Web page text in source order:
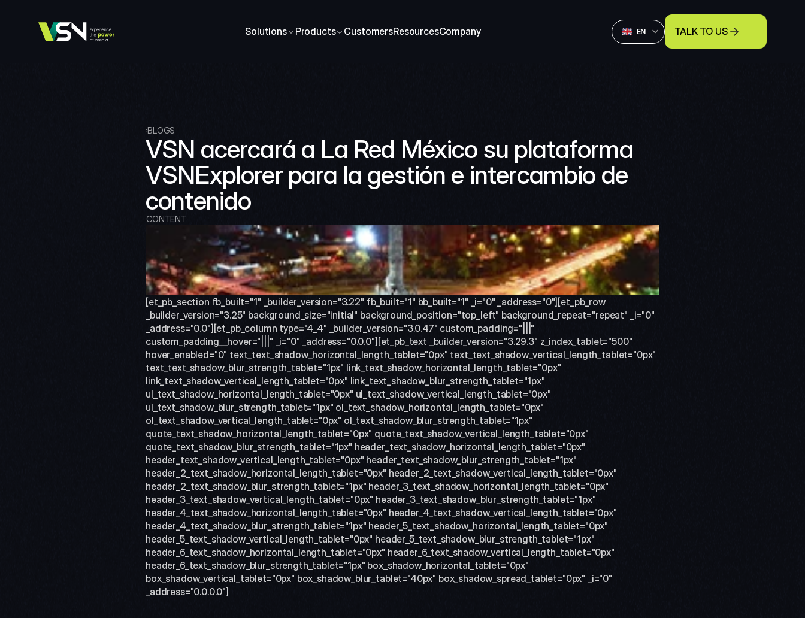
Solutions Products CustomersResourcesCompany
Select Language
English
EN TALK TO US
BLOGS
VSN acercará a La Red México su plataforma
VSNExplorer para la gestión e intercambio de
contenido
CONTENT
[et_pb_section fb_built="1" _builder_version="3.22" fb_built="1" bb_built="1" _i="0" _address="0"][et_pb_row
_builder_version="3.25" background_size="initial" background_position="top_left" background_repeat="repeat" _i="0"
_address="0.0"][et_pb_column type="4_4" _builder_version="3.0.47" custom_padding="|||"
custom_padding__hover="|||" _i="0" _address="0.0.0"][et_pb_text _builder_version="3.29.3" z_index_tablet="500"
hover_enabled="0" text_text_shadow_horizontal_length_tablet="0px" text_text_shadow_vertical_length_tablet="0px"
text_text_shadow_blur_strength_tablet="1px" link_text_shadow_horizontal_length_tablet="0px"
link_text_shadow_vertical_length_tablet="0px" link_text_shadow_blur_strength_tablet="1px"
ul_text_shadow_horizontal_length_tablet="0px" ul_text_shadow_vertical_length_tablet="0px"
ul_text_shadow_blur_strength_tablet="1px" ol_text_shadow_horizontal_length_tablet="0px"
ol_text_shadow_vertical_length_tablet="0px" ol_text_shadow_blur_strength_tablet="1px"
quote_text_shadow_horizontal_length_tablet="0px" quote_text_shadow_vertical_length_tablet="0px"
quote_text_shadow_blur_strength_tablet="1px" header_text_shadow_horizontal_length_tablet="0px"
header_text_shadow_vertical_length_tablet="0px" header_text_shadow_blur_strength_tablet="1px"
header_2_text_shadow_horizontal_length_tablet="0px" header_2_text_shadow_vertical_length_tablet="0px"
header_2_text_shadow_blur_strength_tablet="1px" header_3_text_shadow_horizontal_length_tablet="0px"
header_3_text_shadow_vertical_length_tablet="0px" header_3_text_shadow_blur_strength_tablet="1px"
header_4_text_shadow_horizontal_length_tablet="0px" header_4_text_shadow_vertical_length_tablet="0px"
header_4_text_shadow_blur_strength_tablet="1px" header_5_text_shadow_horizontal_length_tablet="0px"
header_5_text_shadow_vertical_length_tablet="0px" header_5_text_shadow_blur_strength_tablet="1px"
header_6_text_shadow_horizontal_length_tablet="0px" header_6_text_shadow_vertical_length_tablet="0px"
header_6_text_shadow_blur_strength_tablet="1px" box_shadow_horizontal_tablet="0px"
box_shadow_vertical_tablet="0px" box_shadow_blur_tablet="40px" box_shadow_spread_tablet="0px" _i="0"
_address="0.0.0.0"]